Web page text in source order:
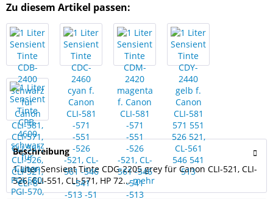
Zu diesem Artikel passen:
Beschreibung
1 Liter Sensient Tinte CDG-2205 grey für Canon CLI-521, CLI-
526, CLI-551, CLI-571, HP 72...mehr